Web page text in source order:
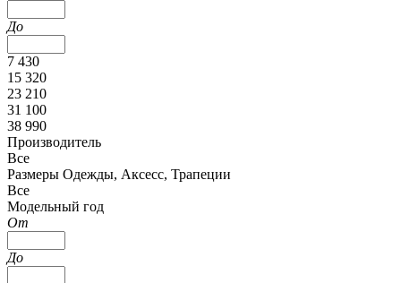
До
7 430
15 320
23 210
31 100
38 990
Производитель
Все
Размеры Одежды, Аксесс, Трапеции
Все
Модельный год
От
До